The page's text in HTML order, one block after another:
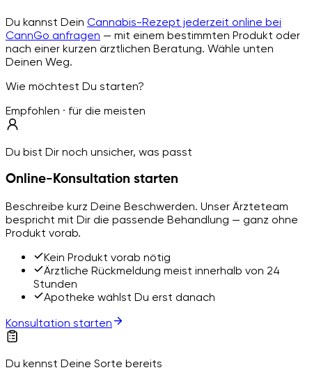
Du kannst Dein Cannabis-Rezept jederzeit online bei
CannGo anfragen — mit einem bestimmten Produkt oder
nach einer kurzen ärztlichen Beratung. Wähle unten
Deinen Weg.
Wie möchtest Du starten?
Empfohlen · für die meisten
Du bist Dir noch unsicher, was passt
Online-Konsultation starten
Beschreibe kurz Deine Beschwerden. Unser Ärzteteam
bespricht mit Dir die passende Behandlung — ganz ohne
Produkt vorab.
Kein Produkt vorab nötig
Ärztliche Rückmeldung meist innerhalb von 24
Stunden
Apotheke wählst Du erst danach
Konsultation starten
Du kennst Deine Sorte bereits